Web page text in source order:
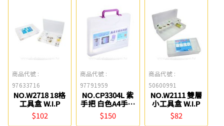
商品代號 :
97633716
NO.W2718 18格
工具盒 W.I.P
$102
商品代號 :
97791959
NO.CP3304L 紫
手把 白色A4手提
資料盒 W.I.P
$150
商品代號 :
50600991
NO.W2111 雙層
小工具盒 W.I.P
$82